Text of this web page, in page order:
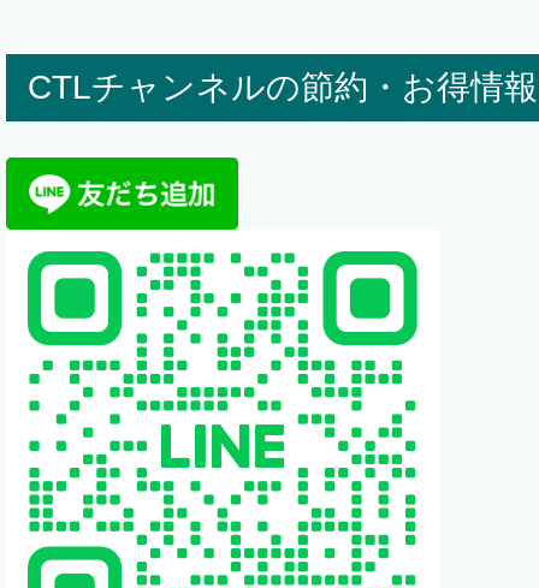
CTLチャンネルの節約・お得情